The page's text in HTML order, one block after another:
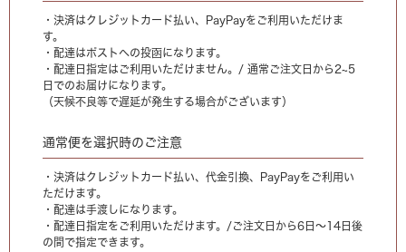
・決済はクレジットカード払い、PayPayをご利用いただけま
す。
・配達はポストへの投函になります。
・配達日指定はご利用いただけません。/ 通常ご注文日から2~5
日でのお届けになります。
（天候不良等で遅延が発生する場合がございます）
通常便を選択時のご注意
・決済はクレジットカード払い、代金引換、PayPayをご利用い
ただけます。
・配達は手渡しになります。
・配達日指定をご利用いただけます。/ご注文日から6日〜14日後
の間で指定できます。